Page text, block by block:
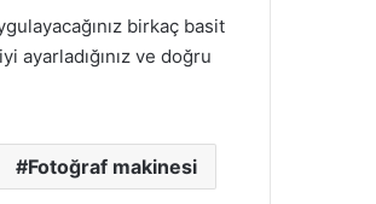
birkaç basit
ayarladığınız ve doğru
Fotoğraf makinesi